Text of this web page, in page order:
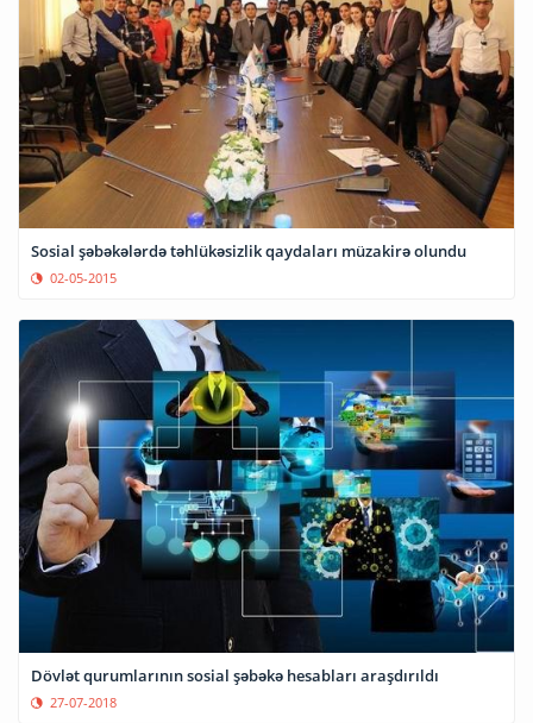
Sosial şəbəkələrdə təhlükəsizlik qaydaları müzakirə olundu
02-05-2015
Dövlət qurumlarının sosial şəbəkə hesabları araşdırıldı
27-07-2018